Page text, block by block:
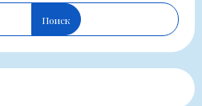
Поиск